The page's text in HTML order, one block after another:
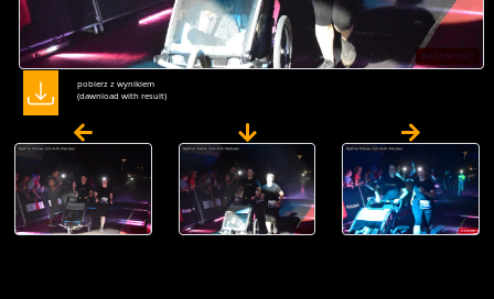
pobierz z wynikiem
(dawnload with result)